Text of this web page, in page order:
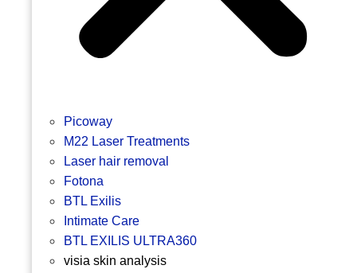
Picoway
M22 Laser Treatments
Laser hair removal
Fotona
BTL Exilis
Intimate Care
BTL EXILIS ULTRA360
visia skin analysis